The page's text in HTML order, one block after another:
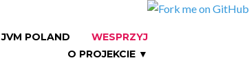
JVM POLAND
WESPRZYJ
O PROJEKCIE ▼